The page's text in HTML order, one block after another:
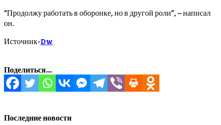
“Продолжу работать в оборонке, но в другой роли”, – написал
он.
Источник-Dw
Поделиться...
Последние новости